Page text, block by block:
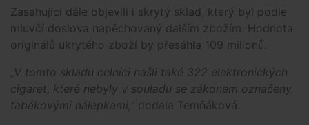
Zasahující dále objevili i skrytý sklad, který byl podle
mluvčí doslova napěchovaný dalším zbožím. Hodnota
originálů ukrytého zboží by přesáhla 109 milionů.
„V tomto skladu celníci našli také 322 elektronických
cigaret, které nebyly v souladu se zákonem označeny
tabákovými nálepkami," dodala Temňáková.